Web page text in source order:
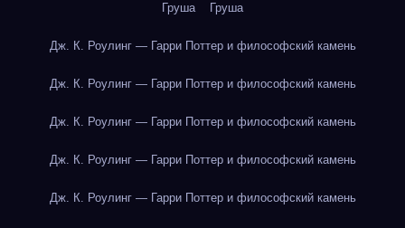
Груша Груша
Дж. К. Роулинг — Гарри Поттер и философский камень
Дж. К. Роулинг — Гарри Поттер и философский камень
Дж. К. Роулинг — Гарри Поттер и философский камень
Дж. К. Роулинг — Гарри Поттер и философский камень
Дж. К. Роулинг — Гарри Поттер и философский камень